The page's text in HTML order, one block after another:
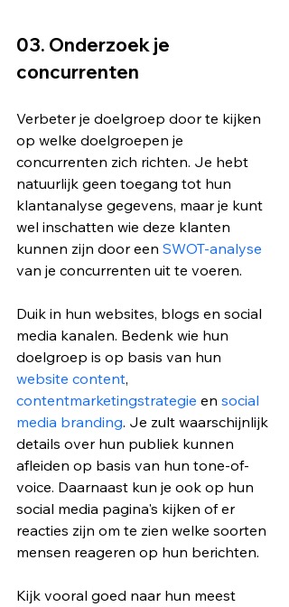
03. Onderzoek je
concurrenten
Verbeter je doelgroep door te kijken
op welke doelgroepen je
concurrenten zich richten. Je hebt
natuurlijk geen toegang tot hun
klantanalyse gegevens, maar je kunt
wel inschatten wie deze klanten
kunnen zijn door een SWOT-analyse
van je concurrenten uit te voeren.
Duik in hun websites, blogs en social
media kanalen. Bedenk wie hun
doelgroep is op basis van hun
website content,
contentmarketingstrategie en social
media branding. Je zult waarschijnlijk
details over hun publiek kunnen
afleiden op basis van hun tone-of-
voice. Daarnaast kun je ook op hun
social media pagina's kijken of er
reacties zijn om te zien welke soorten
mensen reageren op hun berichten.
Kijk vooral goed naar hun meest